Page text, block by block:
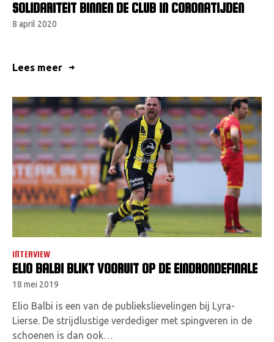
SOLIDARITEIT BINNEN DE CLUB IN CORONATIJDEN
8 april 2020
Lees meer
INTERVIEW
ELIO BALBI BLIKT VOORUIT OP DE EINDRONDEFINALE
18 mei 2019
Elio Balbi is een van de publiekslievelingen bij Lyra-
Lierse. De strijdlustige verdediger met spingveren in de
schoenen is dan ook…